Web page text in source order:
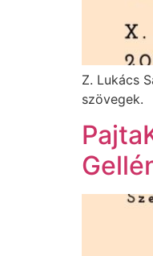
Z. Lukács
szövegek.